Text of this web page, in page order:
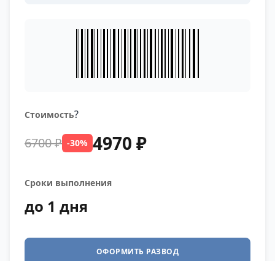
Стоимость?
6700 ₽ -30% 4970 ₽
Сроки выполнения
до 1 дня
ОФОРМИТЬ РАЗВОД